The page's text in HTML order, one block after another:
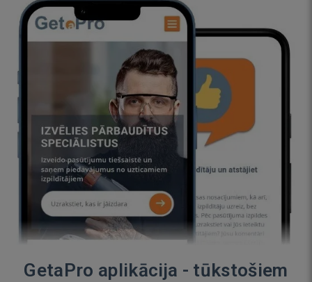
GetaPro aplikācija - tūkstošiem